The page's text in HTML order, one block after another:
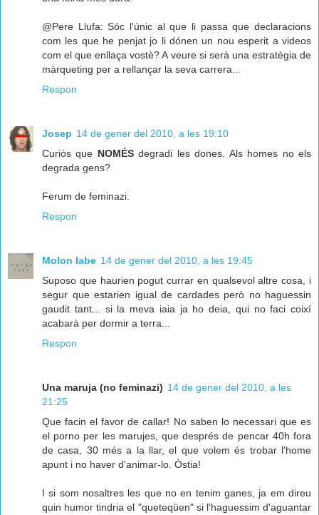
@Pere Llufa: Sóc l'únic al que li passa que declaracions
com les que he penjat jo li dónen un nou esperit a videos
com el que enllaça vostè? A veure si serà una estratègia de
màrqueting per a rellançar la seva carrera...
Respon
Josep 14 de gener del 2010, a les 19:10
Curiós que NOMÉSdegradi les dones. Als homes no els
degrada gens?
Ferum de feminazi.
Respon
Molon labe 14 de gener del 2010, a les 19:45
Suposo que haurien pogut currar en qualsevol altre cosa, i
segur que estarien igual de cardades però no haguessin
gaudit tant... si la meva iaia ja ho deia, qui no faci coixí
acabarà per dormir a terra...
Respon
Una maruja (no feminazi) 14 de gener del 2010, a les
21:25
Que facin el favor de callar! No saben lo necessari que es
el porno per les marujes, que després de pencar 40h fora
de casa, 30 més a la llar, el que volem és trobar l'home
apunt i no haver d'animar-lo. Òstia!
I si som nosaltres les que no en tenim ganes, ja em direu
quin humor tindria el "queteqüen" si l'haguessim d'aguantar